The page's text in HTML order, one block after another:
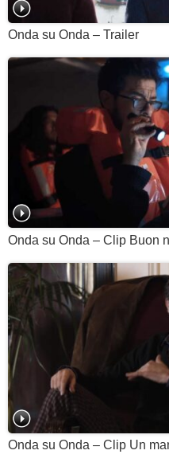
Onda su Onda – Trailer
Onda su Onda – Clip Buon
Onda su Onda – Clip Un